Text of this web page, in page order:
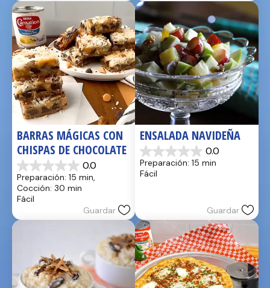
reseñas
BARRAS MÁGICAS CON
CHISPAS DE CHOCOLATE
0.0
0.0
de
5
estrellas.
Preparación: 15 min,
Cocción: 30 min
Fácil
Guardar
ENSALADA NAVIDEÑA
0.0
0.0
de
5
Preparación: 15 min
Fácil
Guardar